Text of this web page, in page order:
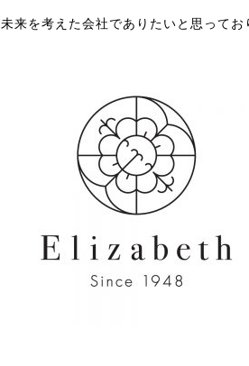
未来を考えた会社でありたいと思っており